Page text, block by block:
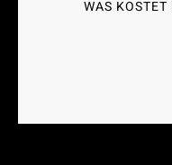
Kreativität
WAS